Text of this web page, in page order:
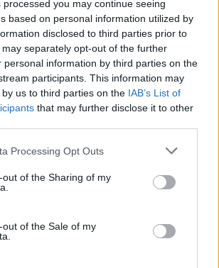
you may continue seeing
based on personal information utilized by
disclosed to third parties prior to
separately opt-out of the further
personal information by third parties on the
participants. This information may
us to third parties on the IAB’s List of
that may further disclose it to other
Processing Opt Outs
out of the Sharing of my
out of the Sale of my
2 Изобилие от
торове III​
5 Качествена
дървесина​
2 100 000 ТО
2 Яйчен пунш
1 Бонус TO за
реколта S​
1 100 х нивото
МП
1 Райски
гирлянд​
5 Сандък с
1 Загадъчен
4 Сандък с
1 Изобилие от
практични
2 640 х нивото